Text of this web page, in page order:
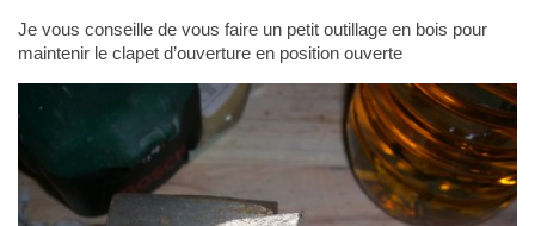
Je vous conseille de vous faire un petit outillage en bois pour
maintenir le clapet d’ouverture en position ouverte